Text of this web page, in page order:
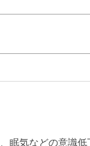
眠気などの意識低